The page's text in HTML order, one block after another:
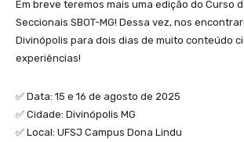
Em breve teremos mais uma edição do Curso
Seccionais SBOT-MG! Dessa vez, nos
Divinópolis para dois dias de muito conteúdo
experiências!
✅ Data: 15 e 16 de agosto de 2025
✅ Cidade: Divinópolis MG
✅ Local: UFSJ Campus Dona Lindu